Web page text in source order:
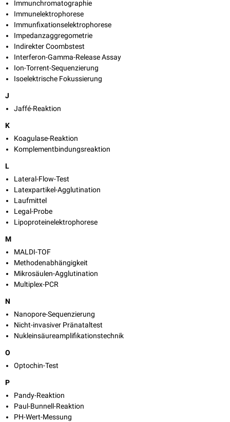
Immunchromatographie
Immunelektrophorese
Immunfixationselektrophorese
Impedanzaggregometrie
Indirekter Coombstest
Interferon-Gamma-Release Assay
Ion-Torrent-Sequenzierung
Isoelektrische Fokussierung
J
Jaffé-Reaktion
K
Koagulase-Reaktion
Komplementbindungsreaktion
L
Lateral-Flow-Test
Latexpartikel-Agglutination
Laufmittel
Legal-Probe
Lipoproteinelektrophorese
M
MALDI-TOF
Methodenabhängigkeit
Mikrosäulen-Agglutination
Multiplex-PCR
N
Nanopore-Sequenzierung
Nicht-invasiver Pränataltest
Nukleinsäureamplifikationstechnik
O
Optochin-Test
P
Pandy-Reaktion
Paul-Bunnell-Reaktion
PH-Wert-Messung